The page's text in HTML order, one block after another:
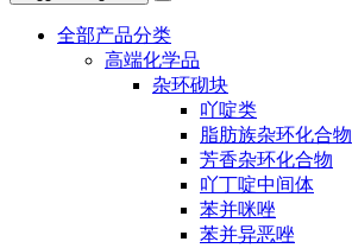
全部产品分类
高端化学品
杂环砌块
吖啶类
脂肪族杂环化合物
芳香杂环化合物
吖丁啶中间体
苯并咪唑
苯并异恶唑